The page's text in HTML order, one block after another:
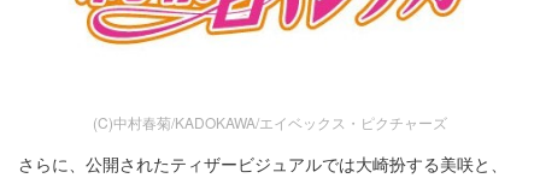
(C)中村春菊/KADOKAWA/エイベックス・ピクチャーズ
さらに、公開されたティザービジュアルでは大崎扮する美咲と、